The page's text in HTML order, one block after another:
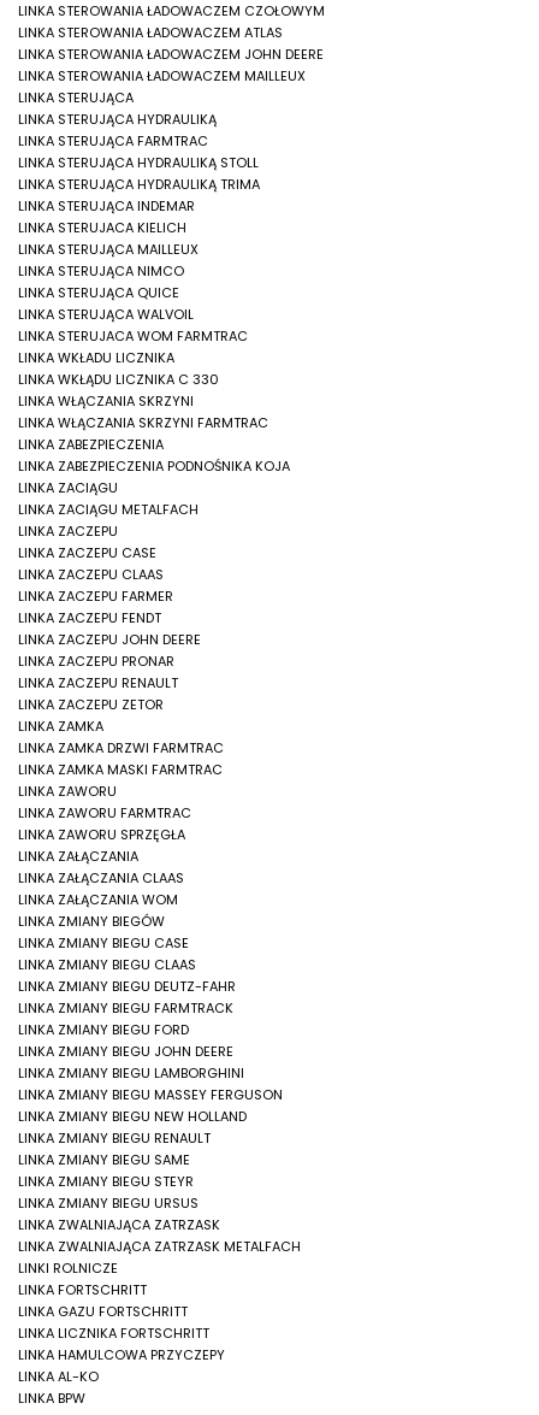
LINKA STEROWANIA ŁADOWACZEM CZOŁOWYM
LINKA STEROWANIA ŁADOWACZEM ATLAS
LINKA STEROWANIA ŁADOWACZEM JOHN DEERE
LINKA STEROWANIA ŁADOWACZEM MAILLEUX
LINKA STERUJĄCA
LINKA STERUJĄCA HYDRAULIKĄ
LINKA STERUJĄCA FARMTRAC
LINKA STERUJĄCA HYDRAULIKĄ STOLL
LINKA STERUJĄCA HYDRAULIKĄ TRIMA
LINKA STERUJĄCA INDEMAR
LINKA STERUJACA KIELICH
LINKA STERUJĄCA MAILLEUX
LINKA STERUJĄCA NIMCO
LINKA STERUJĄCA QUICE
LINKA STERUJĄCA WALVOIL
LINKA STERUJACA WOM FARMTRAC
LINKA WKŁADU LICZNIKA
LINKA WKŁĄDU LICZNIKA C 330
LINKA WŁĄCZANIA SKRZYNI
LINKA WŁĄCZANIA SKRZYNI FARMTRAC
LINKA ZABEZPIECZENIA
LINKA ZABEZPIECZENIA PODNOŚNIKA KOJA
LINKA ZACIĄGU
LINKA ZACIĄGU METALFACH
LINKA ZACZEPU
LINKA ZACZEPU CASE
LINKA ZACZEPU CLAAS
LINKA ZACZEPU FARMER
LINKA ZACZEPU FENDT
LINKA ZACZEPU JOHN DEERE
LINKA ZACZEPU PRONAR
LINKA ZACZEPU RENAULT
LINKA ZACZEPU ZETOR
LINKA ZAMKA
LINKA ZAMKA DRZWI FARMTRAC
LINKA ZAMKA MASKI FARMTRAC
LINKA ZAWORU
LINKA ZAWORU FARMTRAC
LINKA ZAWORU SPRZĘGŁA
LINKA ZAŁĄCZANIA
LINKA ZAŁĄCZANIA CLAAS
LINKA ZAŁĄCZANIA WOM
LINKA ZMIANY BIEGÓW
LINKA ZMIANY BIEGU CASE
LINKA ZMIANY BIEGU CLAAS
LINKA ZMIANY BIEGU DEUTZ-FAHR
LINKA ZMIANY BIEGU FARMTRACK
LINKA ZMIANY BIEGU FORD
LINKA ZMIANY BIEGU JOHN DEERE
LINKA ZMIANY BIEGU LAMBORGHINI
LINKA ZMIANY BIEGU MASSEY FERGUSON
LINKA ZMIANY BIEGU NEW HOLLAND
LINKA ZMIANY BIEGU RENAULT
LINKA ZMIANY BIEGU SAME
LINKA ZMIANY BIEGU STEYR
LINKA ZMIANY BIEGU URSUS
LINKA ZWALNIAJĄCA ZATRZASK
LINKA ZWALNIAJĄCA ZATRZASK METALFACH
LINKI ROLNICZE
LINKA FORTSCHRITT
LINKA GAZU FORTSCHRITT
LINKA LICZNIKA FORTSCHRITT
LINKA HAMULCOWA PRZYCZEPY
LINKA AL-KO
LINKA BPW